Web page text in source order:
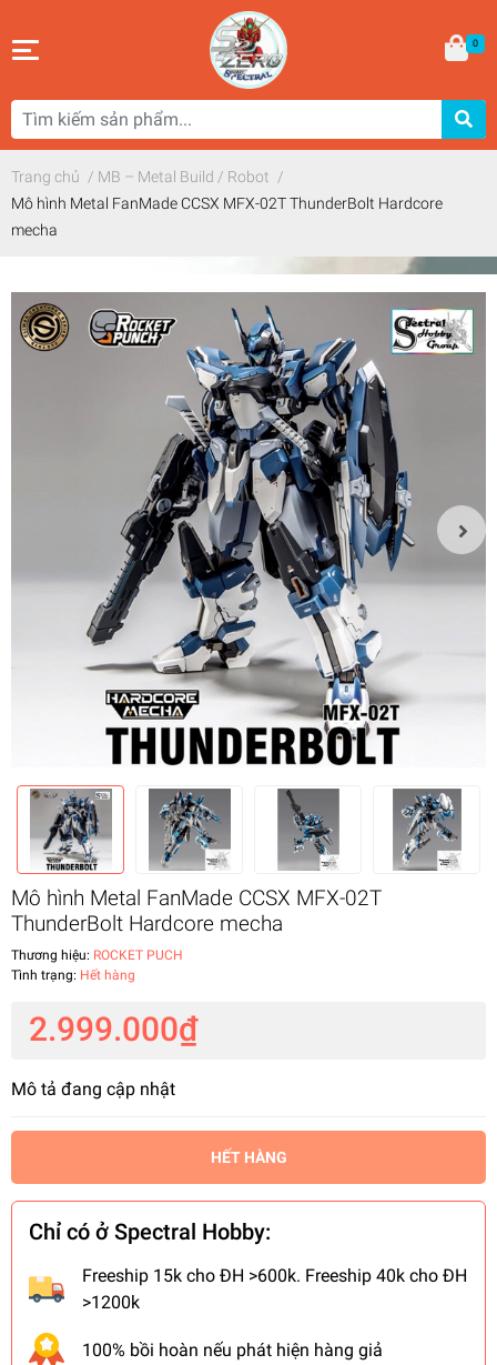
0
Trang chủ / MB – Metal Build / Robot /
Mô hình Metal FanMade CCSX MFX-02T ThunderBolt Hardcore
mecha
Mô hình Metal FanMade CCSX MFX-02T
ThunderBolt Hardcore mecha
Thương hiệu: ROCKET PUCH
Tình trạng: Hết hàng
2.999.000₫
Mô tả đang cập nhật
HẾT HÀNG
Chỉ có ở Spectral Hobby:
Freeship 15k cho ĐH >600k. Freeship 40k cho ĐH
>1200k
100% bồi hoàn nếu phát hiện hàng giả